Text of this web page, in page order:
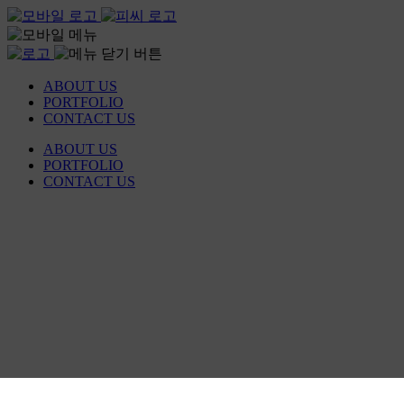
ABOUT US
PORTFOLIO
CONTACT US
ABOUT US
PORTFOLIO
CONTACT US